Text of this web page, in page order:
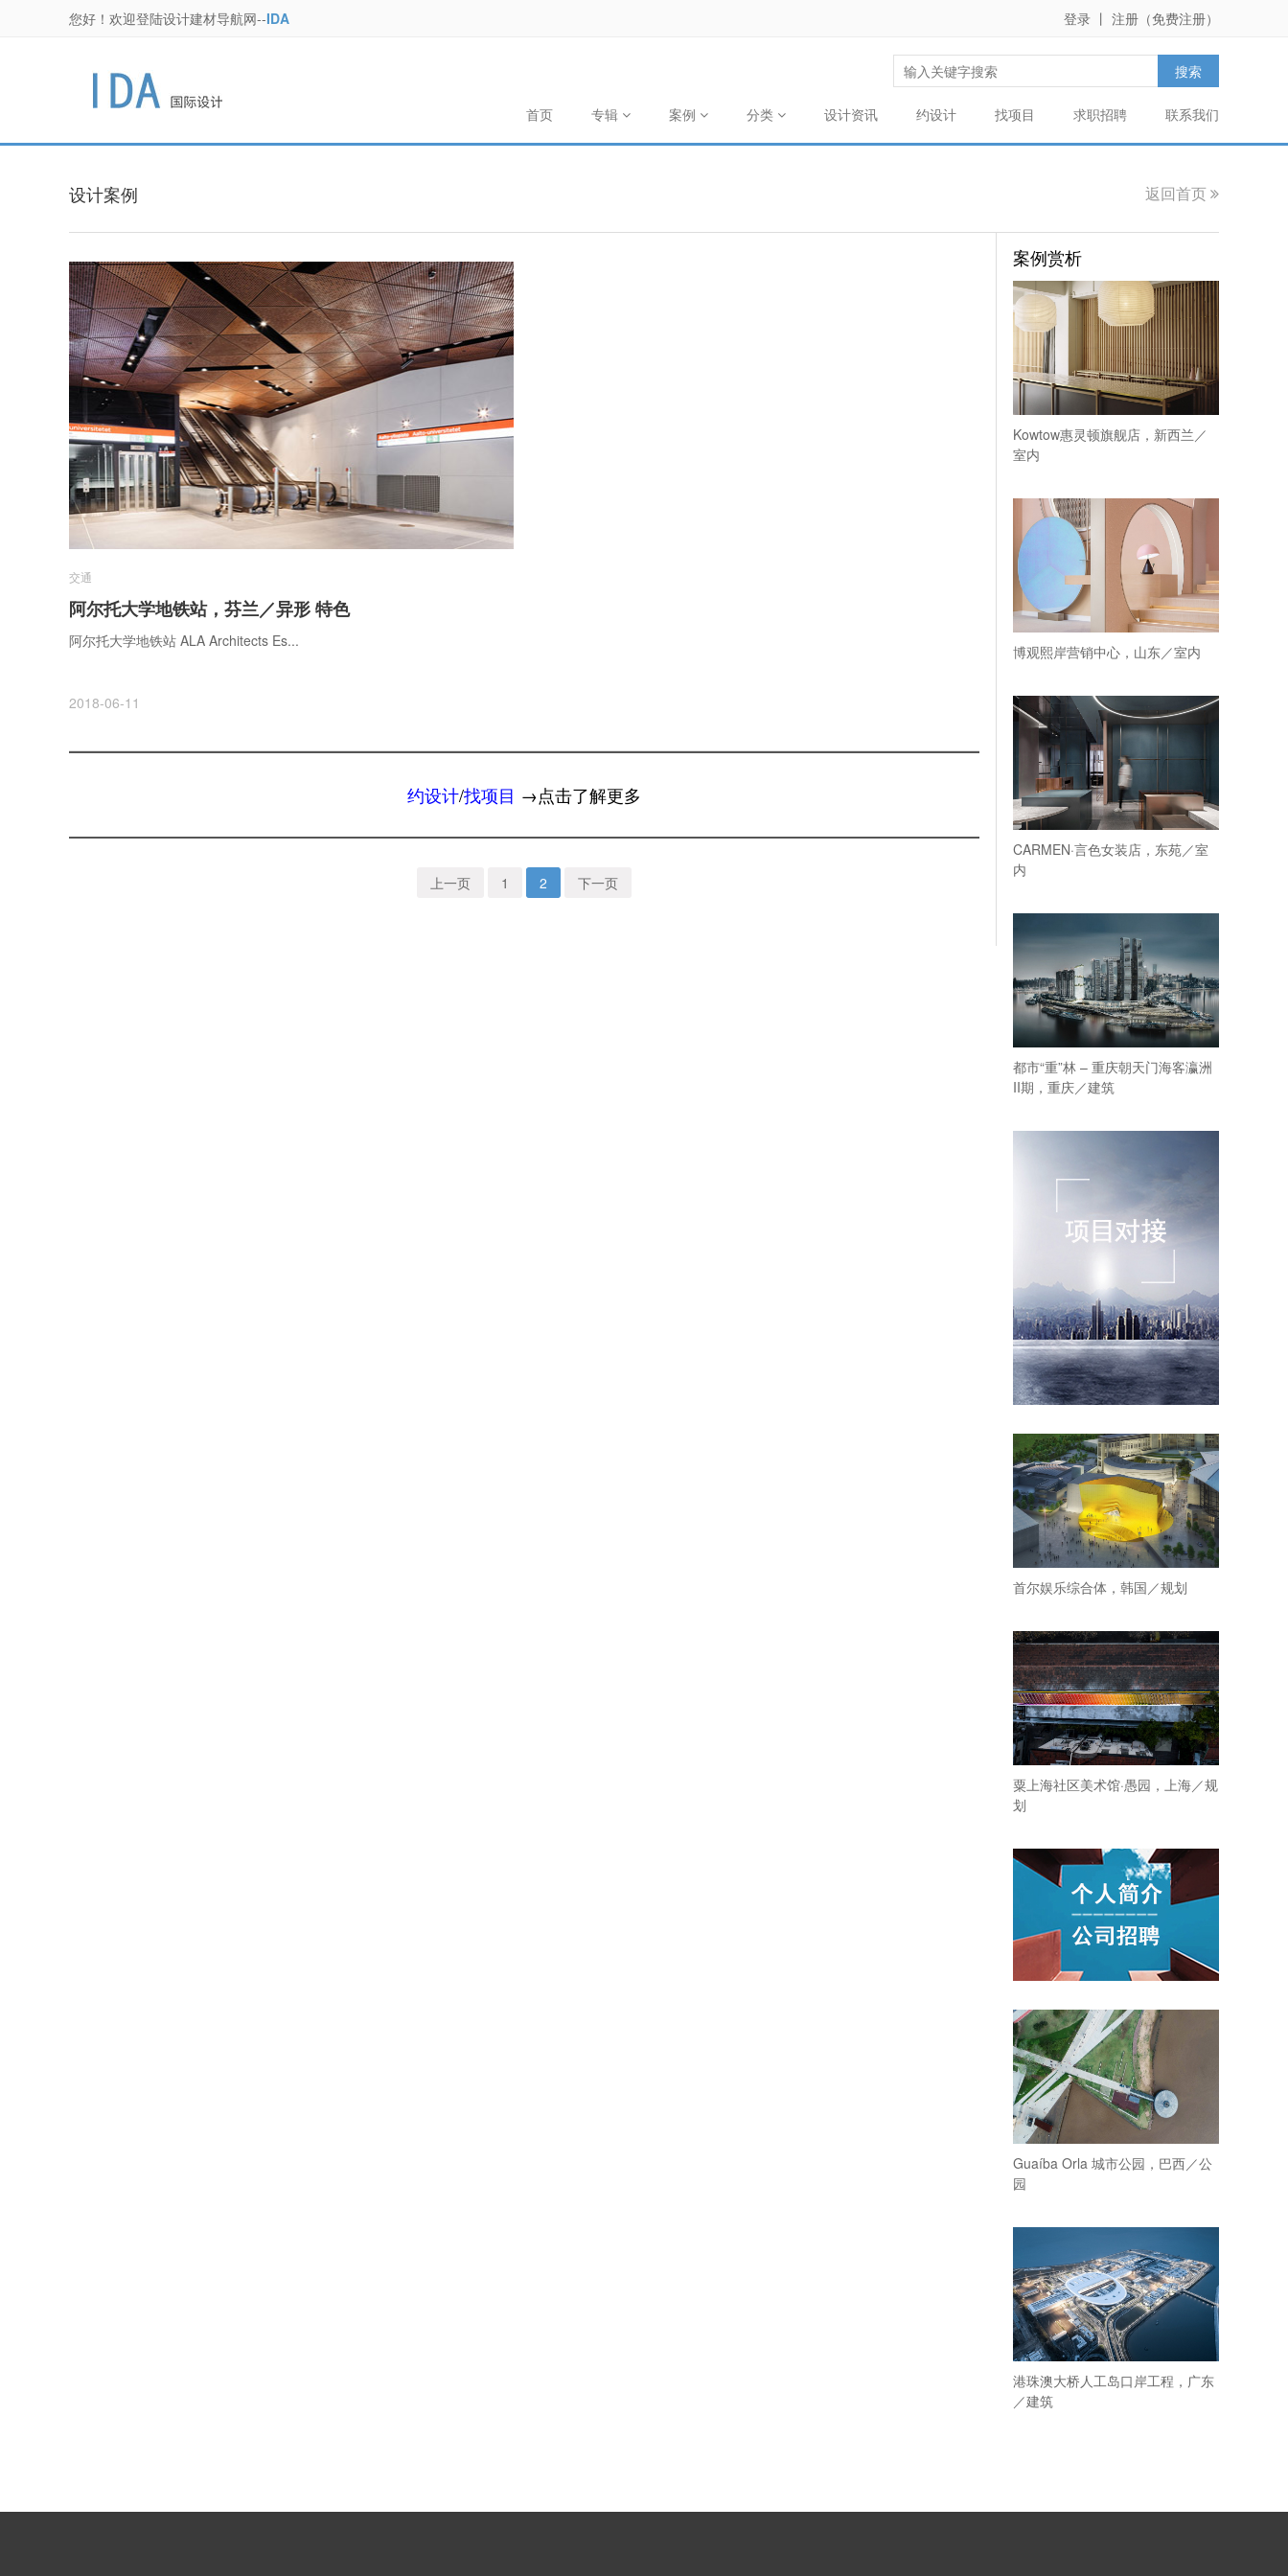
您好！欢迎登陆设计建材导航网--IDA 登录 丨 注册（免费注册）
首页 专辑 案例 分类 设计资讯 约设计 找项目 求职招聘 联系我们
返回首页
设计案例
交通
阿尔托大学地铁站，芬兰／异形 特色
阿尔托大学地铁站 ALA Architects Es...
2018-06-11
约设计/找项目 →点击了解更多
上一页 1 2 下一页
案例赏析
Kowtow惠灵顿旗舰店，新西兰／
室内
博观熙岸营销中心，山东／室内
CARMEN·言色女装店，东苑／室
内
都市“重”林 – 重庆朝天门海客瀛洲
II期，重庆／建筑
首尔娱乐综合体，韩国／规划
粟上海社区美术馆·愚园，上海／规
划
Guaíba Orla 城市公园，巴西／公
园
港珠澳大桥人工岛口岸工程，广东
／建筑